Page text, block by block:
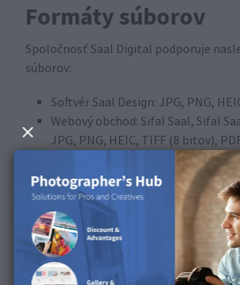
Formáty súborov
Spoločnosť Saal Digital podporuje
súborov:
Softvér Saal Design: JPG, PNG,
Webový obchod: Sifal Saal, Sifal
JPG, PNG, HEIC, TIFF (8 bitov),
iOS App: JPG, PNG, HEIC a TIFF (8
Android App: JPG, PNG (8 bitov)
Veľkosť súboru
Upozorňujeme, že z dôvodu
maximálna veľkosť súboru na